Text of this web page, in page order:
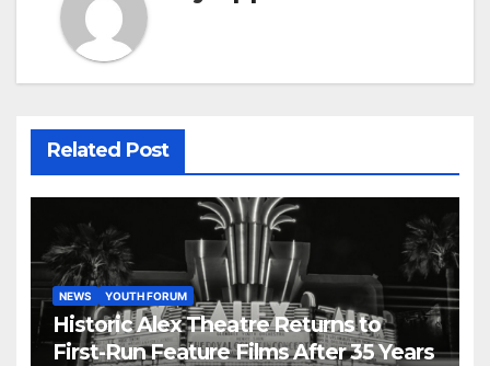
Related Post
NEWS YOUTH FORUM
Historic Alex Theatre Returns to
First-Run Feature Films After 35 Years